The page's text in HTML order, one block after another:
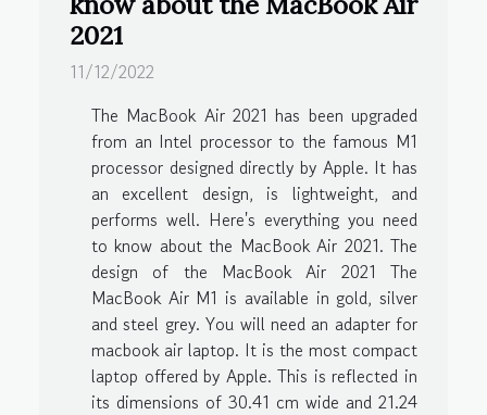
2021
11/12/2022
The MacBook Air 2021 has been upgraded
from an Intel processor to the famous M1
processor designed directly by Apple. It has
an excellent design, is lightweight, and
performs well. Here's everything you need
to know about the MacBook Air 2021. The
design of the MacBook Air 2021 The
MacBook Air M1 is available in gold, silver
and steel grey. You will need an adapter for
macbook air laptop. It is the most compact
laptop offered by Apple. This is reflected in
its dimensions of 30.41 cm wide and 21.24